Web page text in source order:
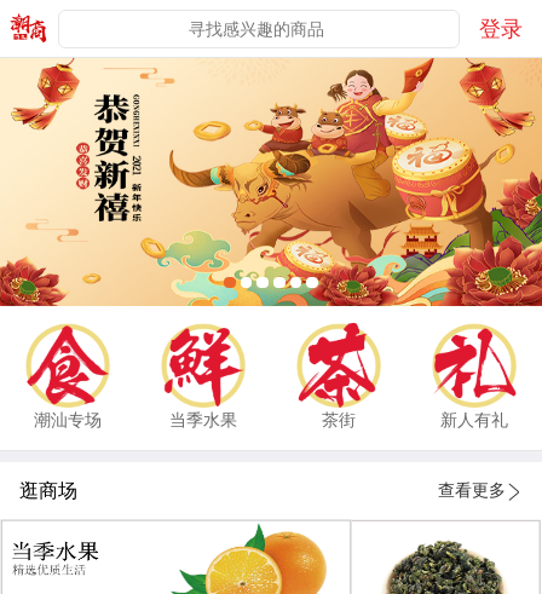
登录
潮汕专场 当季水果 茶街 新人有礼
逛商场 查看更多